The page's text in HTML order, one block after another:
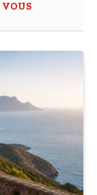
VOUS